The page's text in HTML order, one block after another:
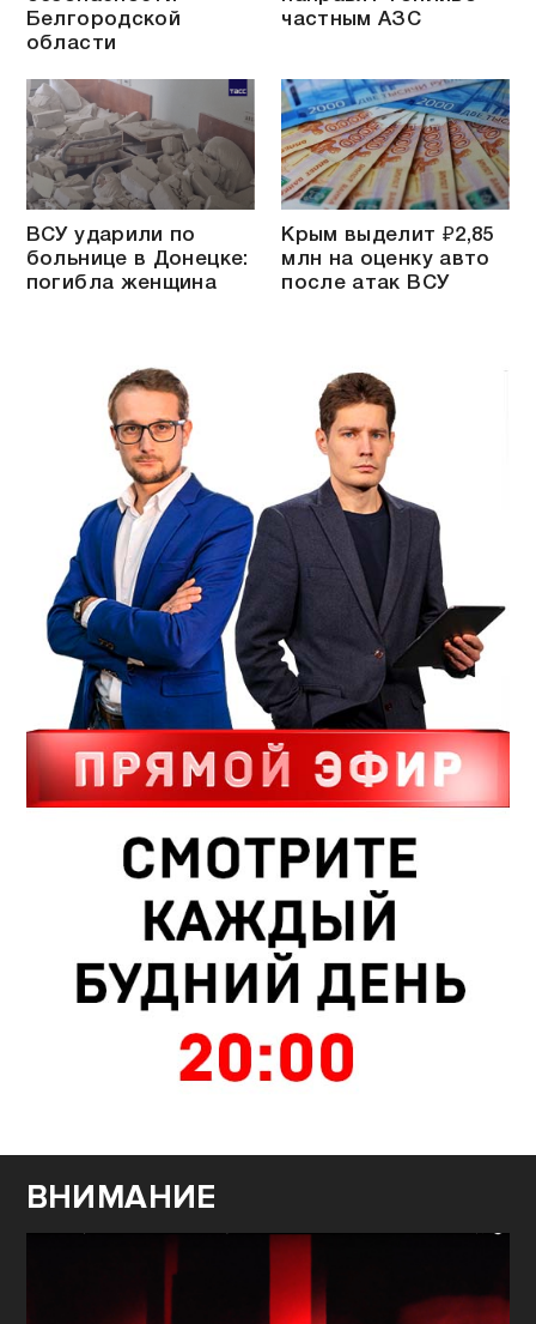
Белгородской
области
частным АЗС
ВСУ ударили по
больнице в Донецке:
погибла женщина
Крым выделит ₽2,85
млн на оценку авто
после атак ВСУ
ВНИМАНИЕ